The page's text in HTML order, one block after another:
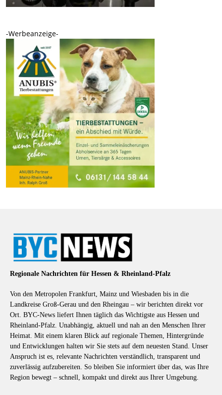
-Werbeanzeige-
Regionale Nachrichten für Hessen & Rheinland-Pfalz
Von den Metropolen Frankfurt, Mainz und Wiesbaden bis in die
Landkreise Groß-Gerau und den Rheingau – wir berichten direkt vor
Ort. BYC-News liefert Ihnen täglich das Wichtigste aus Hessen und
Rheinland-Pfalz. Unabhängig, aktuell und nah an den Menschen Ihrer
Heimat. Mit einem klaren Blick auf regionale Themen, Hintergründe
und Entwicklungen halten wir Sie stets auf dem neuesten Stand. Unser
Anspruch ist es, relevante Nachrichten verständlich, transparent und
zuverlässig aufzubereiten. So bleiben Sie informiert über das, was Ihre
Region bewegt – schnell, kompakt und direkt aus Ihrer Umgebung.